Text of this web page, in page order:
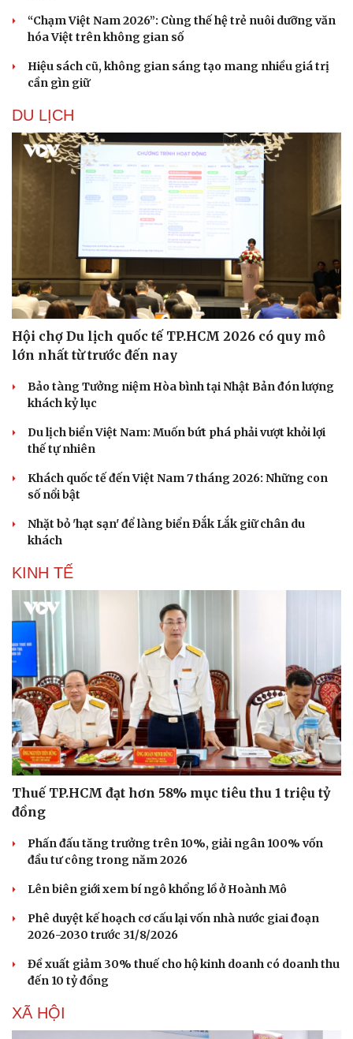
Du lịch
Tư vấn
Săn Tour
check-in
Cửa sổ tình yêu
Kể chuyện cho bé
Hạt giống tâm hồn
“Chạm Việt Nam 2026”: Cùng thế hệ trẻ nuôi dưỡng văn
hóa Việt trên không gian số
Hiệu sách cũ, không gian sáng tạo mang nhiều giá trị
cần gìn giữ
DU LỊCH
Hội chợ Du lịch quốc tế TP.HCM 2026 có quy mô
lớn nhất từ trước đến nay
Bảo tàng Tưởng niệm Hòa bình tại Nhật Bản đón lượng
khách kỷ lục
Du lịch biển Việt Nam: Muốn bứt phá phải vượt khỏi lợi
thế tự nhiên
Khách quốc tế đến Việt Nam 7 tháng 2026: Những con
số nổi bật
Nhặt bỏ 'hạt sạn' để làng biển Đắk Lắk giữ chân du
khách
KINH TẾ
Thuế TP.HCM đạt hơn 58% mục tiêu thu 1 triệu tỷ
đồng
Phấn đấu tăng trưởng trên 10%, giải ngân 100% vốn
đầu tư công trong năm 2026
Lên biên giới xem bí ngô khổng lồ ở Hoành Mô
Phê duyệt kế hoạch cơ cấu lại vốn nhà nước giai đoạn
2026-2030 trước 31/8/2026
Đề xuất giảm 30% thuế cho hộ kinh doanh có doanh thu
đến 10 tỷ đồng
XÃ HỘI